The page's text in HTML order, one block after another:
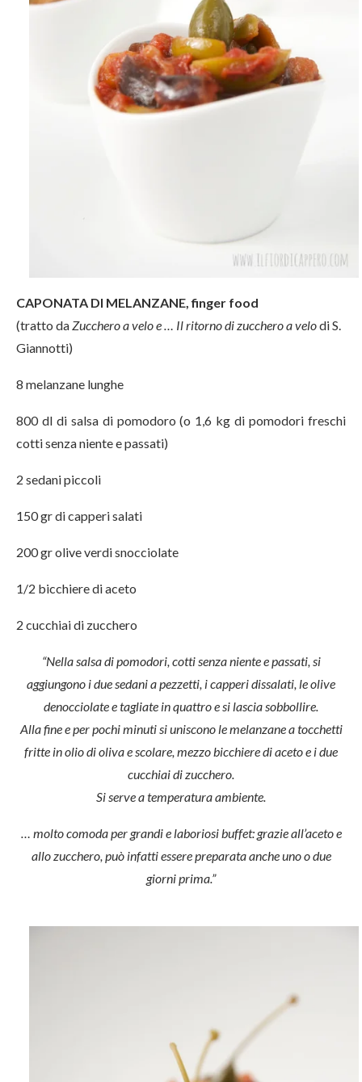
CAPONATA DI MELANZANE, finger food
(tratto daZucchero a velo e … Il ritorno di zucchero a velodi S.
Giannotti)
8 melanzane lunghe
800 dl di salsa di pomodoro (o 1,6 kg di pomodori freschi
cotti senza niente e passati)
2 sedani piccoli
150 gr di capperi salati
200 gr olive verdi snocciolate
1/2 bicchiere di aceto
2 cucchiai di zucchero
“Nella salsa di pomodori, cotti senza niente e passati, si
aggiungono i due sedani a pezzetti, i capperi dissalati, le olive
denocciolate e tagliate in quattro e si lascia sobbollire.
Alla fine e per pochi minuti si uniscono le melanzane a tocchetti
fritte in olio di oliva e scolare, mezzo bicchiere di aceto e i due
cucchiai di zucchero.
Si serve a temperatura ambiente.
… molto comoda per grandi e laboriosi buffet: grazie all’aceto e
allo zucchero, può infatti essere preparata anche uno o due
giorni prima.”